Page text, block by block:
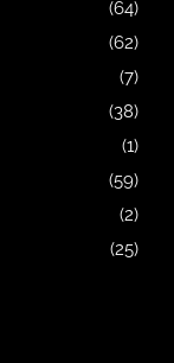
(64)
(62)
(7)
(38)
(1)
(59)
(2)
(25)